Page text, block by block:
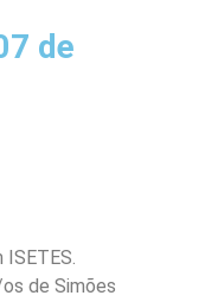
de
ISETES.
de Simões